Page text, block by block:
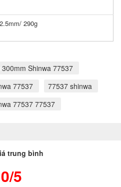
290g
Shinwa 77537
77537
77537 shinwa
77537 77537
trung bình
0/5